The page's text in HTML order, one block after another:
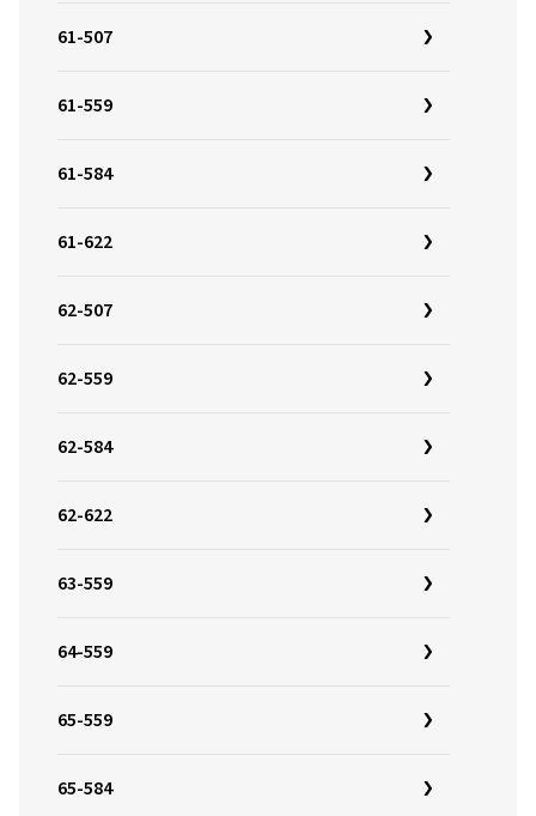
61-507
61-559
61-584
61-622
62-507
62-559
62-584
62-622
63-559
64-559
65-559
65-584